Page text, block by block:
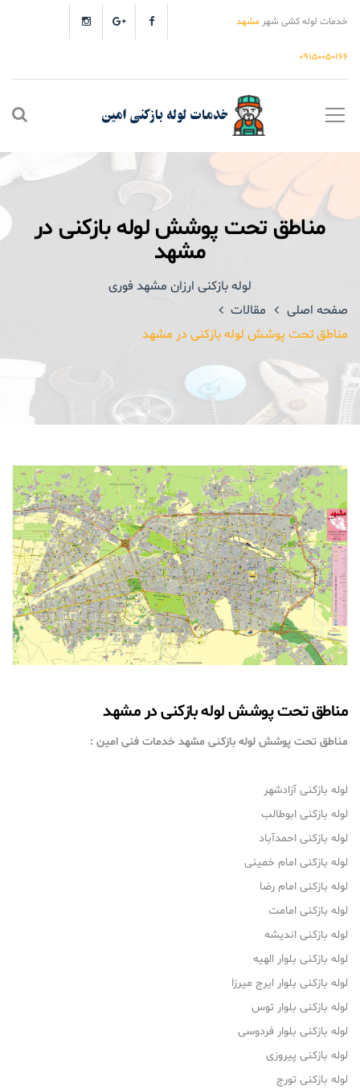
خدمات لوله کشی شهر مشهد
۰۹۱۵۰۰۵۰۱۶۶
مناطق تحت پوشش لوله بازکنی در
مشهد
لوله بازکنی ارزان مشهد فوری
صفحه اصلی
مقالات
مناطق تحت پوشش لوله بازکنی در مشهد
مناطق تحت پوشش لوله بازکنی در مشهد
مناطق تحت پوشش لوله بازکنی مشهد خدمات فنی امین :
لوله بازکنی آزادشهر
لوله بازکنی ابوطالب
لوله بازکنی احمدآباد
لوله بازکنی امام خمینی
لوله بازکنی امام رضا
لوله بازکنی امامت
لوله بازکنی اندیشه
لوله بازکنی بلوار الهیه
لوله بازکنی بلوار ایرج میرزا
لوله بازکنی بلوار توس
لوله بازکنی بلوار فردوسی
لوله بازکنی پیروزی
لوله بازکنی تورج